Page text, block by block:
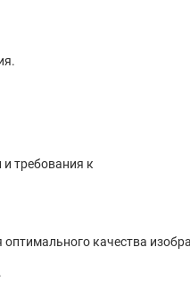
требования к
качества